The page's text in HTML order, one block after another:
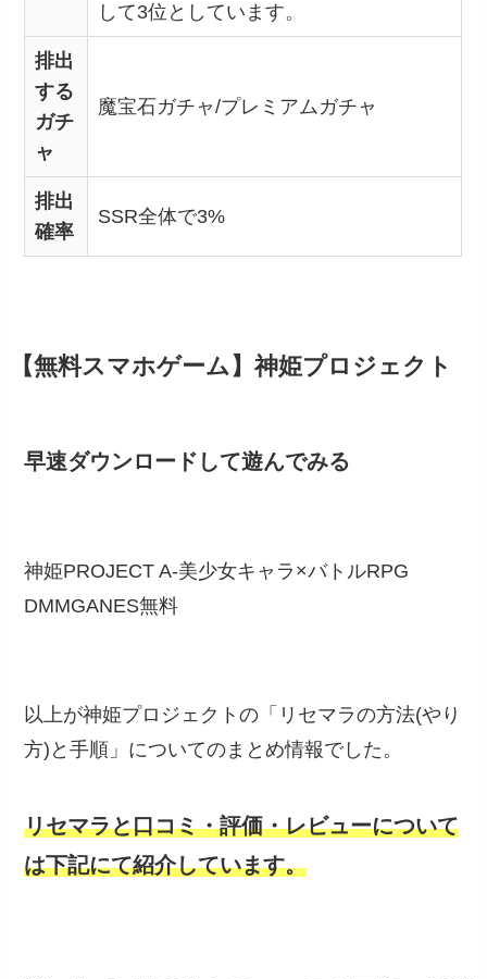
して3位としています。
排出
する
ガチ
ャ
魔宝石ガチャ/プレミアムガチャ
排出
確率
SSR全体で3%
【無料スマホゲーム】神姫プロジェクト
早速ダウンロードして遊んでみる
神姫PROJECT A-美少女キャラ×バトルRPG
DMMGANES無料
以上が神姫プロジェクトの「リセマラの方法(やり
方)と手順」についてのまとめ情報でした。
リセマラと口コミ・評価・レビューについて
は下記にて紹介しています。